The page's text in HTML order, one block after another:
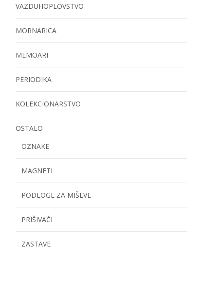
VAZDUHOPLOVSTVO
MORNARICA
MEMOARI
PERIODIKA
KOLEKCIONARSTVO
OSTALO
OZNAKE
MAGNETI
PODLOGE ZA MIŠEVE
PRIŠIVAČI
ZASTAVE